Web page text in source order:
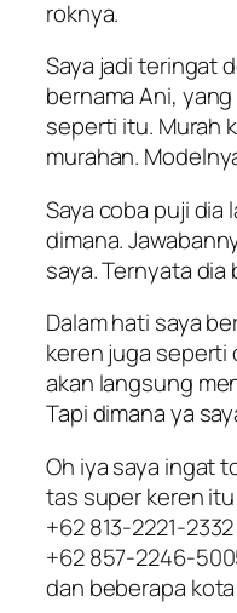
roknya.
Saya jadi teringat
bernama Ani,
seperti itu. Murah
murahan.
Saya coba puji dia
dimana.
saya. Ternyata dia
Dalam hati saya
keren juga seperti
akan langsung
Tapi dimana ya
Oh iya saya ingat
tas super keren itu
+62 813-2221-
+62 857-2246-
dan beberapa